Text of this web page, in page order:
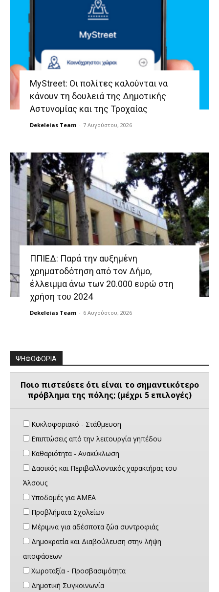
MyStreet: Οι πολίτες καλούνται να
κάνουν τη δουλειά της Δημοτικής
Αστυνομίας και της Τροχαίας
Dekeleias Team - 7 Αυγούστου, 2026
ΠΠΙΕΔ: Παρά την αυξημένη
χρηματοδότηση από τον Δήμο,
έλλειμμα άνω των 20.000 ευρώ στη
χρήση του 2024
Dekeleias Team - 6 Αυγούστου, 2026
ΨΗΦΟΦΟΡΙΑ
Ποιο πιστεύετε ότι είναι το σημαντικότερο
πρόβλημα της πόλης; (μέχρι 5 επιλογές)
Κυκλοφοριακό - Στάθμευση
Επιπτώσεις από την λειτουργία γηπέδου
Καθαριότητα - Ανακύκλωση
Δασικός και Περιβαλλοντικός χαρακτήρας του
Άλσους
Υποδομές για ΑΜΕΑ
Προβλήματα Σχολείων
Μέριμνα για αδέσποτα ζώα συντροφιάς
Δημοκρατία και Διαβούλευση στην λήψη
αποφάσεων
Χωροταξία - Προσβασιμότητα
Δημοτική Συγκοινωνία